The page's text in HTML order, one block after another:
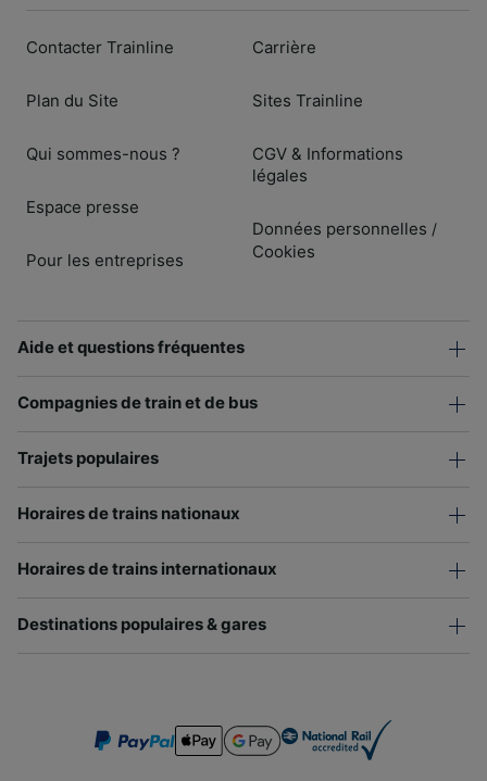
Contacter Trainline
Plan du Site
Qui sommes-nous ?
Espace presse
Pour les entreprises
Carrière
Sites Trainline
CGV & Informations
légales
Données personnelles /
Cookies
Aide et questions fréquentes
Compagnies de train et de bus
Trajets populaires
Horaires de trains nationaux
Horaires de trains internationaux
Destinations populaires & gares